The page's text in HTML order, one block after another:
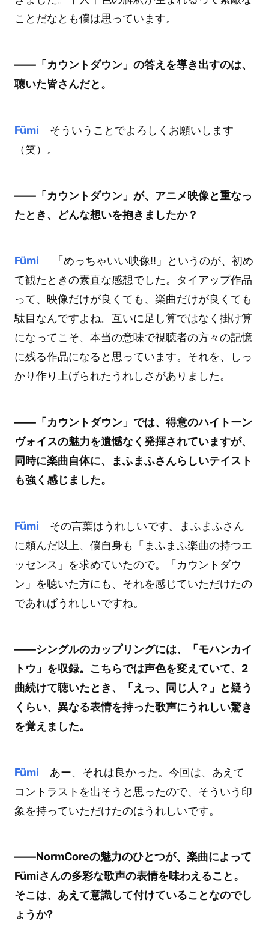
ことだなとも僕は思っています。
――「カウントダウン」の答えを導き出すのは、
聴いた皆さんだと。
Fümi そういうことでよろしくお願いします
（笑）。
――「カウントダウン」が、アニメ映像と重なっ
たとき、どんな想いを抱きましたか？
Fümi 「めっちゃいい映像!!」というのが、初め
て観たときの素直な感想でした。タイアップ作品
って、映像だけが良くても、楽曲だけが良くても
駄目なんですよね。互いに足し算ではなく掛け算
になってこそ、本当の意味で視聴者の方々の記憶
に残る作品になると思っています。それを、しっ
かり作り上げられたうれしさがありました。
――「カウントダウン」では、得意のハイトーン
ヴォイスの魅力を遺憾なく発揮されていますが、
同時に楽曲自体に、まふまふさんらしいテイスト
も強く感じました。
Fümi その言葉はうれしいです。まふまふさん
に頼んだ以上、僕自身も「まふまふ楽曲の持つエ
ッセンス」を求めていたので。「カウントダウ
ン」を聴いた方にも、それを感じていただけたの
であればうれしいですね。
――シングルのカップリングには、「モハンカイ
トウ」を収録。こちらでは声色を変えていて、2
曲続けて聴いたとき、「えっ、同じ人？」と疑う
くらい、異なる表情を持った歌声にうれしい驚き
を覚えました。
Fümi あー、それは良かった。今回は、あえて
コントラストを出そうと思ったので、そういう印
象を持っていただけたのはうれしいです。
――NormCoreの魅力のひとつが、楽曲によって
Fümiさんの多彩な歌声の表情を味わえること。
そこは、あえて意識して付けていることなのでし
ょうか?